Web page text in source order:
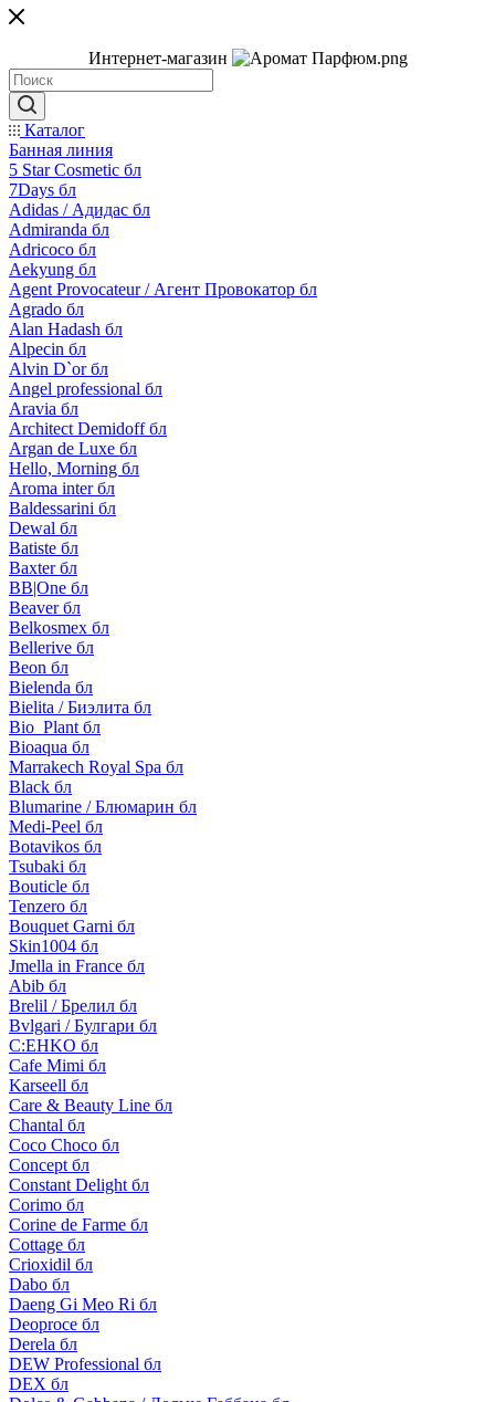
Интернет-магазин
Каталог
Банная линия
5 Star Cosmetic бл
7Days бл
Adidas / Адидас бл
Admiranda бл
Adricoco бл
Aekyung бл
Agent Provocateur / Агент Провокатор бл
Agrado бл
Alan Hadash бл
Alpecin бл
Alvin D`or бл
Angel professional бл
Aravia бл
Architect Demidoff бл
Argan de Luxe бл
Hello, Morning бл
Aroma inter бл
Baldessarini бл
Dewal бл
Batiste бл
Baxter бл
BB|One бл
Beaver бл
Belkosmex бл
Bellerive бл
Beon бл
Bielenda бл
Bielita / Биэлита бл
Bio_Plant бл
Bioaqua бл
Marrakech Royal Spa бл
Black бл
Blumarine / Блюмарин бл
Medi-Peel бл
Botavikos бл
Tsubaki бл
Bouticle бл
Tenzero бл
Bouquet Garni бл
Skin1004 бл
Jmella in France бл
Abib бл
Brelil / Брелил бл
Bvlgari / Булгари бл
C:EHKO бл
Cafe Mimi бл
Karseell бл
Care & Beauty Line бл
Chantal бл
Coco Choco бл
Concept бл
Constant Delight бл
Corimo бл
Corine de Farme бл
Cottage бл
Crioxidil бл
Dabo бл
Daeng Gi Meo Ri бл
Deoproce бл
Derela бл
DEW Professional бл
DEX бл